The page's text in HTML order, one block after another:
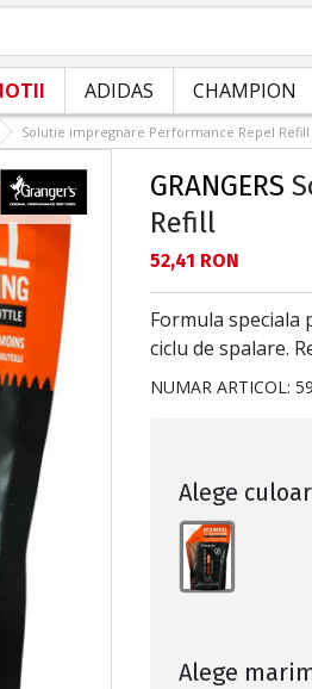
ADIDAS CHAMPION
Solutie impregnare Performance Repel Refill
GRANGERS
Refill
Текуща цена:
52,41 RON
Formula
ciclu de spalare.
NUMAR ARTICOL:
Alege
Alege